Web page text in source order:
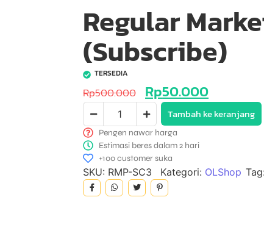
Regular
(Subscribe)
TERSEDIA
Rp500.000 Rp50.000
Tambah ke keranjang
Pengen nawar harga
Estimasi beres dalam 2 hari
+100 customer suka
SKU: RMP-SC3 Kategori: OLShop Tag: